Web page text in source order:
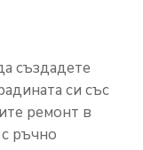
създадете
си със
ремонт в
ръчно